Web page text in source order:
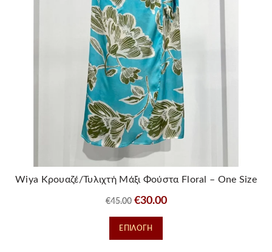
Wiya Κρουαζέ/Τυλιχτή Μάξι Φούστα Floral – One Size
€45.00 Original
price
was:
€30.00Η
ΕΠΙΛΟΓΉ